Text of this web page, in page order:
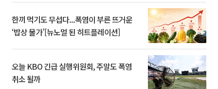
한끼 먹기도 무섭다...폭염이 부른 뜨거운
‘밥상 물가’[뉴노멀 된 히트플레이션]
오늘 KBO 긴급 실행위원회, 주말도 폭염
취소 될까